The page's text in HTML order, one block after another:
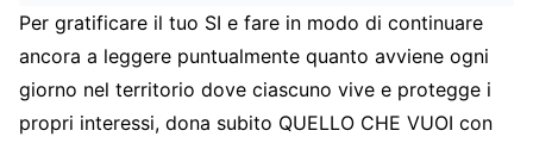
Per gratificare il tuo SI e fare in modo di continuare
ancora a leggere puntualmente quanto avviene ogni
giorno nel territorio dove ciascuno vive e protegge i
propri interessi, dona subito QUELLO CHE VUOI con